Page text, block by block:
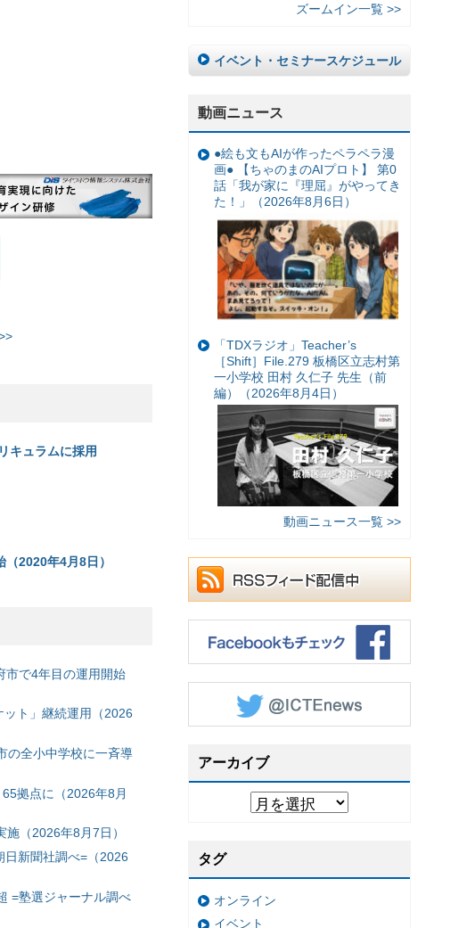
キュラムに採用
2020年4月8日）
市で4年目の運用開始
ト」継続運用（2026
の全小中学校に一斉導
拠点に（2026年8月
（2026年8月7日）
新聞社調べ=（2026
=塾選ジャーナル調べ
ズームイン一覧 >>
イベント・セミナースケジュール
動画ニュース
●絵も文もAIが作ったペラペラ漫
画● 【ちゃのまのAIプロト】 第0
話「我が家に『理屈』がやってき
た！」（2026年8月6日）
「TDXラジオ」Teacher’s
［Shift］File.279 板橋区立志村第
一小学校 田村 久仁子 先生（前
編）（2026年8月4日）
動画ニュース一覧 >>
アーカイブ
タグ
オンライン
イベント